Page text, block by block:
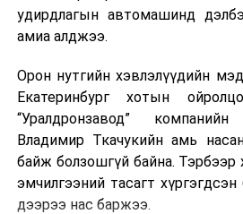
Мароккогийн дуудлагын
хувь Францын зах зээлээс
Мароккогийн хөдөлмөр
удирдлагын автомашинд
амиа алджээ.
Орон нутгийн хэвлэлүүдийн
Екатеринбург хотын
“Уралдронзавод”
Владимир Ткачукийн амь
байж болзошгүй байна.
эмчилгээний тасагт
дээрээ нас баржээ.